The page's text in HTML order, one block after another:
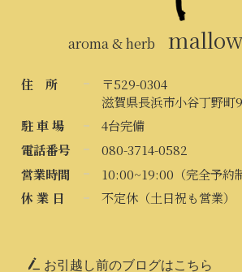
aroma & herb
住 所
〒529-0304
滋賀県長浜市小谷丁野町
駐 車 場
4台完備
電話番号
080-3714-0582
営業時間
10:00~19:00（完全予約
休 業 日
不定休（土日祝も営業）
お引越し前のブログはこちら